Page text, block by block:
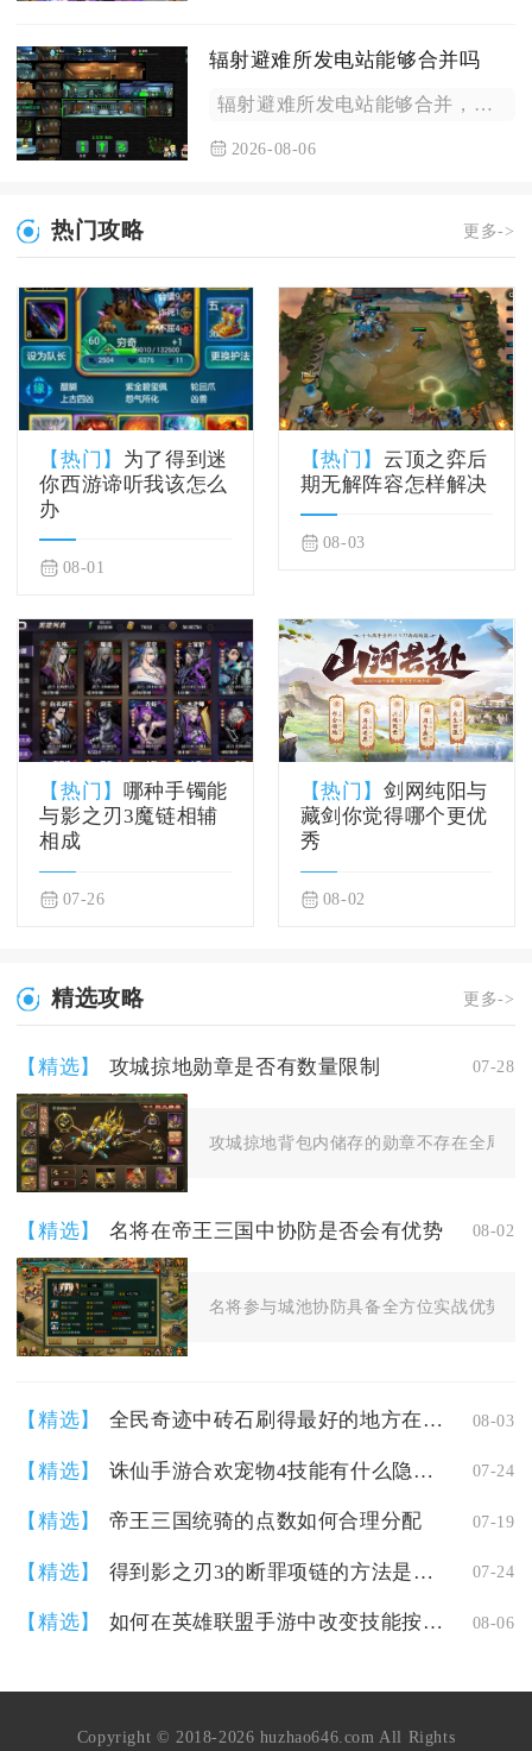
辐射避难所发电站能够合并吗
辐射避难所发电站能够合并，满足对应条件时系统会自动完成合并操...
2026-08-06
热门攻略 更多->
【热门】 为了得到迷
你西游谛听我该怎么
办
08-01
【热门】 云顶之弈后
期无解阵容怎样解决
08-03
【热门】 哪种手镯能
与影之刃3魔链相辅
相成
07-26
【热门】剑网纯阳与
藏剑你觉得哪个更优
秀
08-02
精选攻略 更多->
【精选】 攻城掠地勋章是否有数量限制 07-28
攻城掠地背包内储存的勋章不存在全局数
【精选】 名将在帝王三国中协防是否会有优势 08-02
名将参与城池协防具备全方位实战优势，
【精选】 全民奇迹中砖石刷得最好的地方在哪里 08-03
【精选】 诛仙手游合欢宠物4技能有什么隐藏属性 07-24
【精选】 帝王三国统骑的点数如何合理分配 07-19
【精选】 得到影之刃3的断罪项链的方法是什么 07-24
【精选】 如何在英雄联盟手游中改变技能按钮的位置 08-06
Copyright © 2018-2026 huzhao646.com All Rights